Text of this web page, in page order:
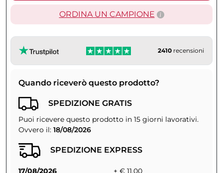
ORDINA UN CAMPIONE
2410 recensioni
Quando riceverò questo prodotto?
SPEDIZIONE GRATIS
Puoi ricevere questo prodotto in 15 giorni lavorativi.
Ovvero il: 18/08/2026
SPEDIZIONE EXPRESS
17/08/2026
+ € 11,00